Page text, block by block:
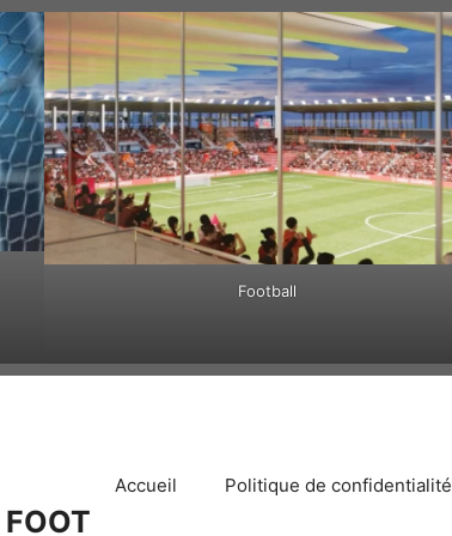
Football
Accueil Politique de confidentialité